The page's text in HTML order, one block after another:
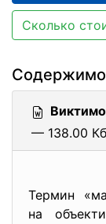
Сколько
— 138.00
Термин
на